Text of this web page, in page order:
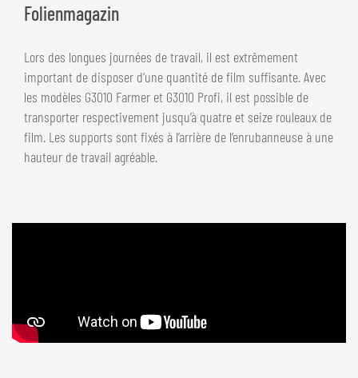
Folienmagazin
Lors des longues journées de travail, il est extrêmement
important de disposer d’une quantité de film suffisante. Avec
les modèles G3010 Farmer et G3010 Profi, il est possible de
transporter respectivement jusqu’à quatre et seize rouleaux de
film. Les supports sont fixés à l’arrière de l’enrubanneuse à une
hauteur de travail agréable.